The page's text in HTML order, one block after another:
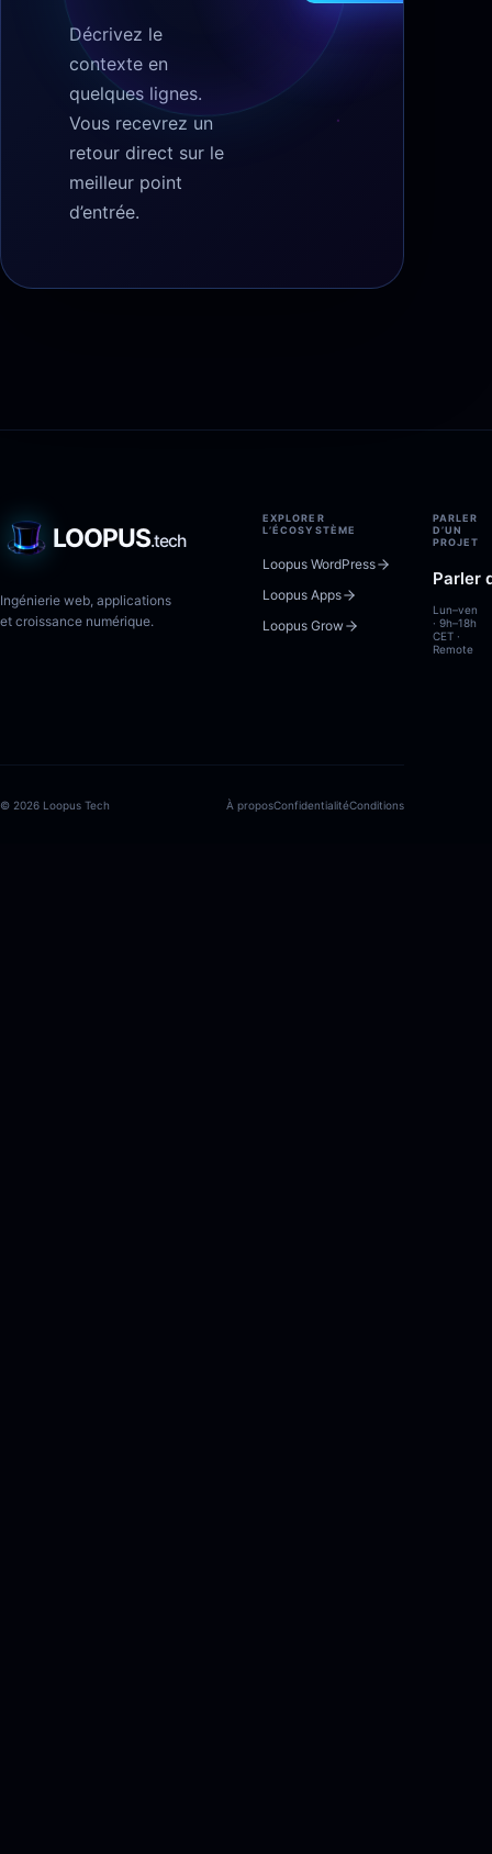
Décrivez le
contexte en
quelques lignes.
Vous recevrez un
retour direct sur le
meilleur point
d’entrée.
LOOPUS.tech
Ingénierie web, applications
et croissance numérique.
EXPLORER
L’ÉCOSYSTÈME
Loopus WordPress
Loopus Apps
Loopus Grow
PARLER
D’UN
PROJET
Parler
Lun–ven
· 9h–18h
CET ·
Remote
© 2026 Loopus Tech À proposConfidentialitéConditions